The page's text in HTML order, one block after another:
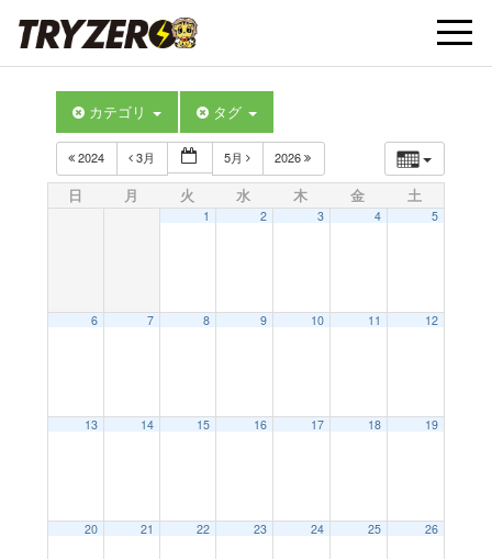
t
カテゴリ タグ
2024 3月 5月 2026
日 月 火 水 木 金 土
1 2 3 4 5
6 7 8 9 10 11 12
13 14 15 16 17 18 19
20 21 22 23 24 25 26